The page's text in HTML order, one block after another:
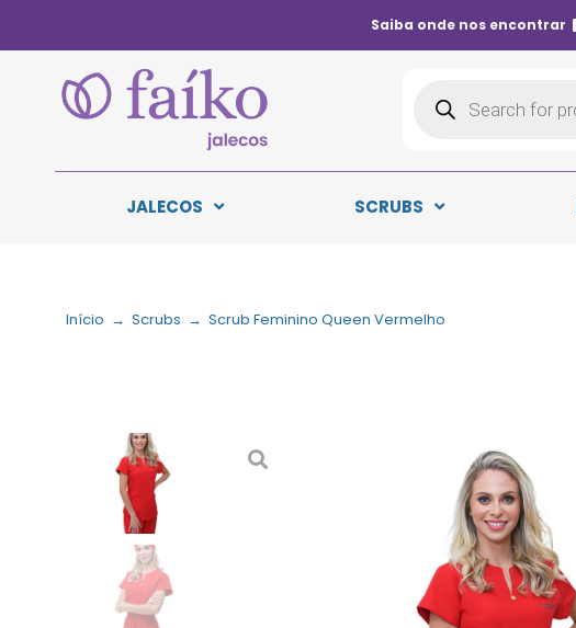
Saiba onde nos encontrar
JALECOS SCRUBS
Início → Scrubs → Scrub Feminino Queen Vermelho